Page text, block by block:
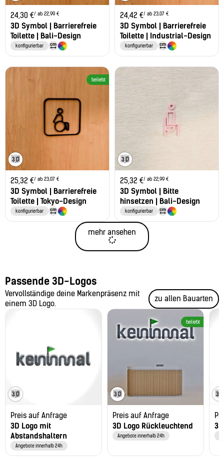
24,30 €/ ab 22,99 €
3D Symbol | Barrierefreie
Toilette | Bali-Design
konfigurierbar
24,42 €/ ab 23,07 €
3D Symbol | Barrierefreie
Toilette | Industrial-Design
konfigurierbar
beliebt
25,32 €/ ab 23,07 €
3D Symbol | Barrierefreie
Toilette | Tokyo-Design
konfigurierbar
25,32 €/ ab 22,99 €
3D Symbol | Bitte
hinsetzen | Bali-Design
konfigurierbar
mehr ansehen
Passende 3D-Logos
Vervollständige deine Markenpräsenz mit
einem 3D Logo.
zu allen Bauarten
Preis auf Anfrage
3D Logo mit
Abstandshaltern
Angebote innerhalb 24h
beliebt
Preis auf Anfrage
3D Logo Rückleuchtend
Angebote innerhalb 24h